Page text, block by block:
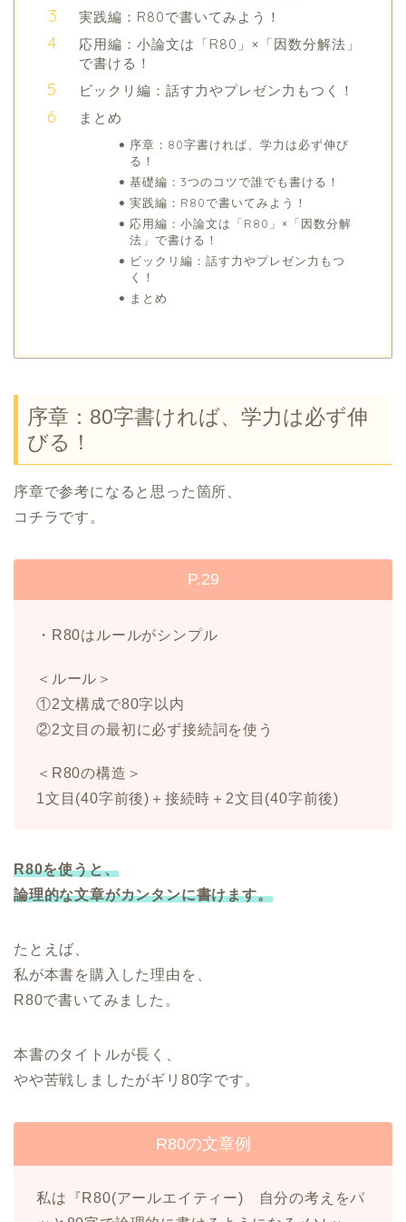
実践編：R80で書いてみよう！
応用編：小論文は「R80」×「因数分解法」
で書ける！
ビックリ編：話す力やプレゼン力もつく！
まとめ
序章：80字書ければ、学力は必ず伸び
る！
基礎編：3つのコツで誰でも書ける！
実践編：R80で書いてみよう！
応用編：小論文は「R80」×「因数分解
法」で書ける！
ビックリ編：話す力やプレゼン力もつ
く！
まとめ
序章：80字書ければ、学力は必ず伸
びる！
序章で参考になると思った箇所、
コチラです。
P.29
・R80はルールがシンプル
＜ルール＞
①2文構成で80字以内
②2文目の最初に必ず接続詞を使う
＜R80の構造＞
1文目(40字前後)＋接続時＋2文目(40字前後)
R80を使うと、
論理的な文章がカンタンに書けます。
たとえば、
私が本書を購入した理由を、
R80で書いてみました。
本書のタイトルが長く、
やや苦戦しましたがギリ80字です。
R80の文章例
私は『R80(アールエイティー) 自分の考えをパ